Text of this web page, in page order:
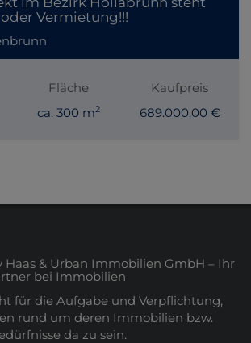
Vermietung!!!
Fläche
ca. 300 m2
Kaufpreis
689.000,00 €
& Urban Immobilien GmbH – Ihr
bei Immobilien
für die Aufgabe und Verpflichtung,
rund um deren Immobilien bzw.
da zu sein.